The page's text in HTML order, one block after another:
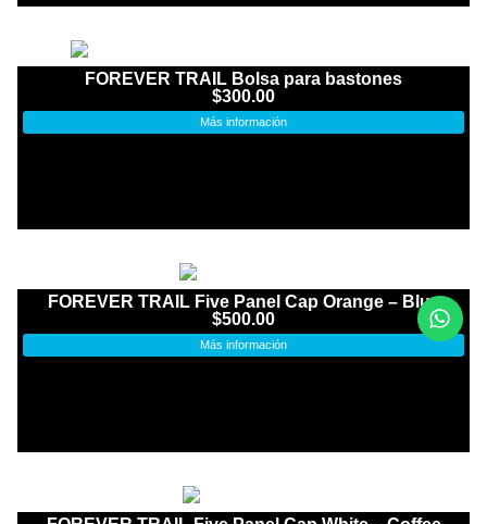
FOREVER TRAIL Bolsa para bastones
$300.00
Más información
FOREVER TRAIL Five Panel Cap Orange – Blue
$500.00
Más información